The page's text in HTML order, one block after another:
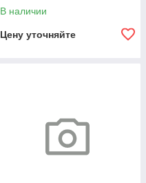
В наличии
Цену уточняйте